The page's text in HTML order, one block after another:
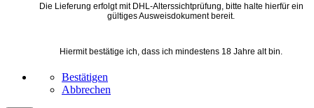
Die Lieferung erfolgt mit DHL-Alterssichtprüfung, bitte halte hierfür ein
gültiges Ausweisdokument bereit.
Hiermit bestätige ich, dass ich mindestens 18 Jahre alt bin.
Bestätigen
Abbrechen